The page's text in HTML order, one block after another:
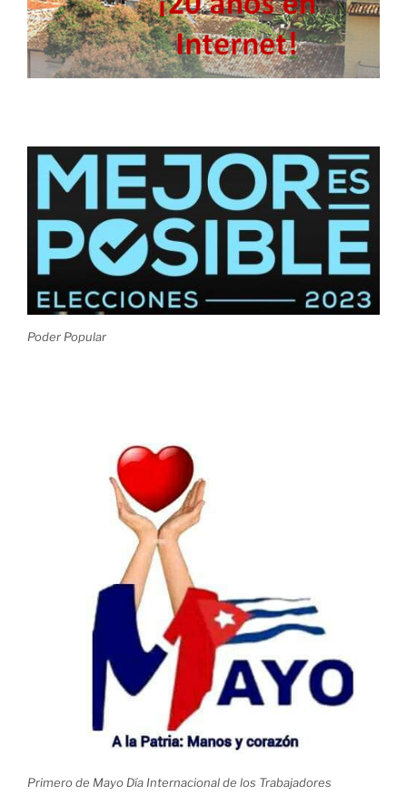
Poder Popular
Primero de Mayo Día Internacional de los Trabajadores